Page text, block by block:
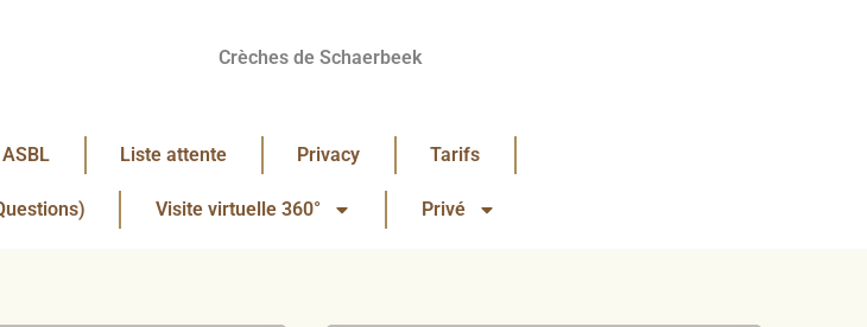
Crèches de Schaerbeek
Liste attente Privacy Tarifs
Visite virtuelle 360° Privé